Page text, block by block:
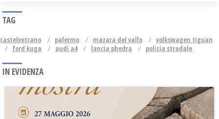
TAG
castelvetrano palermo mazara del vallo
volkswagen tiguan
ford kuga
audi a4 lancia phedra polizia stradale
IN EVIDENZA